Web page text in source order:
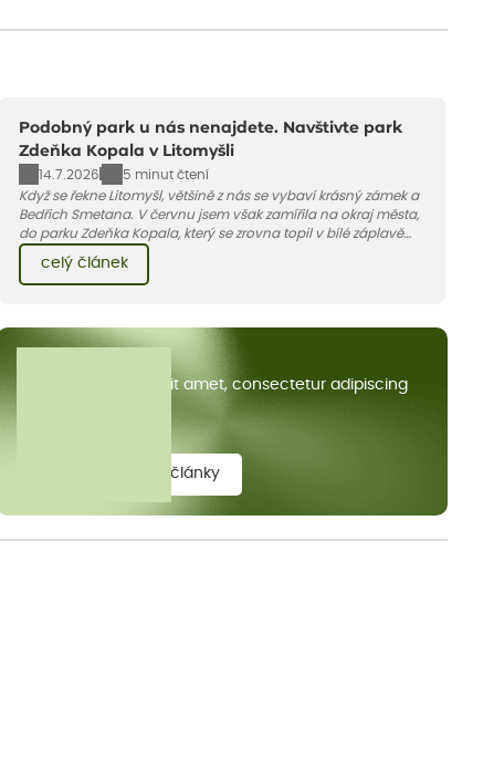
Podobný park u nás nenajdete. Navštivte park
Zdeňka Kopala v Litomyšli
14.7.2026
5 minut čtení
Když se řekne Litomyšl, většině z nás se vybaví krásný zámek a
Bedřich Smetana. V červnu jsem však zamířila na okraj města,
do parku Zdeňka Kopala, který se zrovna topil v bílé záplavě
kvetoucích kopretin. Fotky řeknou víc než slova, přidávám k
nim pár řádků o tom, jak tento jedinečný kus krajiny vznikl.
celý článek
Lorem ipsum dolor sit amet, consectetur adipiscing
zobrazit všechny články